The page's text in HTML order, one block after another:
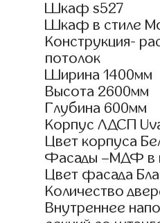
Шкаф s527
Шкаф в стиле
Конструкция-
потолок
Ширина 1400мм
Высота 2600мм
Глубина 600мм
Корпус ЛДСП
Цвет корпуса
Фасады –МДФ в
Цвет фасада
Количество
Внутреннее